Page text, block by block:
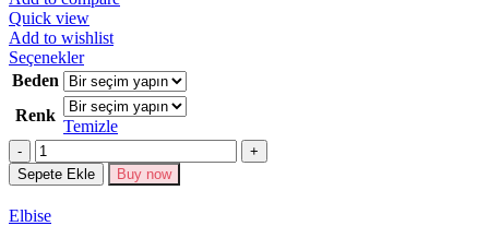
Quick view
Add to wishlist
SeçeneklerBu
ürünün
birden
fazla
varyasyonu
Seçenekler
Beden
Renk
Temizle
Miktar
Sepete Ekle Buy now
Elbise